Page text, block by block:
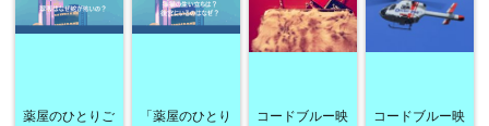
薬屋のひとりご
「薬屋のひとり
コードブルー映
コードブルー映